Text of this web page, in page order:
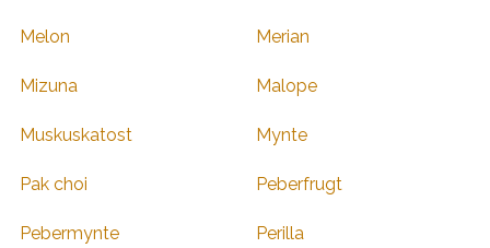
Melon Merian
Mizuna Malope
Muskuskatost Mynte
Pak choi Peberfrugt
Pebermynte Perilla